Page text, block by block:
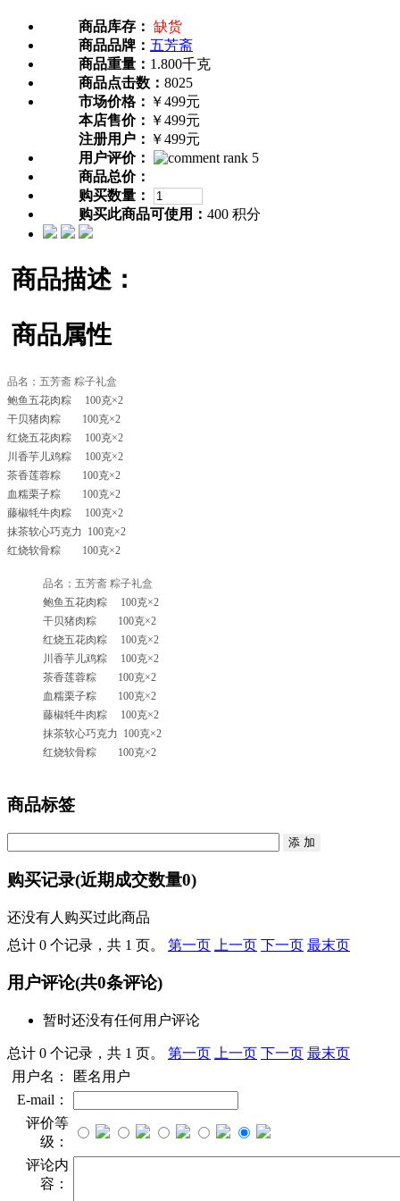
商品库存： 缺货
商品品牌： 五芳斋
商品重量： 1.800千克
商品点击数： 8025
市场价格： ￥499元
本店售价： ￥499元
注册用户： ￥499元
用户评价：
商品总价：
购买数量：
购买此商品可使用： 400 积分
商品描述：
商品属性
品名；五芳斋 粽子礼盒
鲍鱼五花肉粽 100克×2
干贝猪肉粽 100克×2
红烧五花肉粽 100克×2
川香芋儿鸡粽 100克×2
茶香莲蓉粽 100克×2
血糯栗子粽 100克×2
藤椒牦牛肉粽 100克×2
抹茶软心巧克力 100克×2
红烧软骨粽 100克×2
品名；五芳斋 粽子礼盒
鲍鱼五花肉粽 100克×2
干贝猪肉粽 100克×2
红烧五花肉粽 100克×2
川香芋儿鸡粽 100克×2
茶香莲蓉粽 100克×2
血糯栗子粽 100克×2
藤椒牦牛肉粽 100克×2
抹茶软心巧克力 100克×2
红烧软骨粽 100克×2
商品标签
购买记录(近期成交数量0)
还没有人购买过此商品
总计 0 个记录，共 1 页。 第一页 上一页 下一页 最末页
用户评论(共0条评论)
暂时还没有任何用户评论
总计 0 个记录，共 1 页。 第一页 上一页 下一页 最末页
用户名：
匿名用户
E-mail：
评价等
级：
评论内
容：